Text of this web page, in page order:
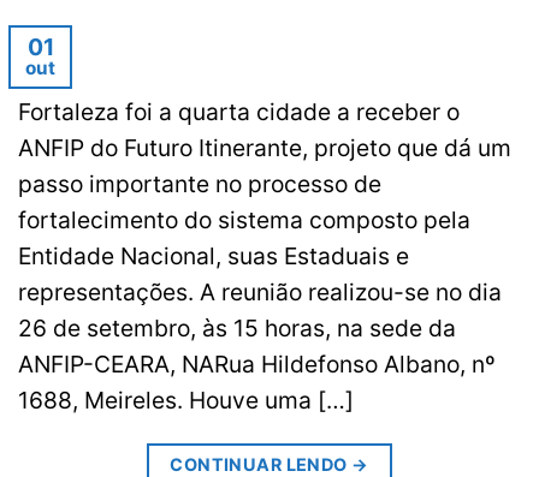
01
out
Fortaleza foi a quarta cidade a receber o
ANFIP do Futuro Itinerante, projeto que dá um
passo importante no processo de
fortalecimento do sistema composto pela
Entidade Nacional, suas Estaduais e
representações. A reunião realizou-se no dia
26 de setembro, às 15 horas, na sede da
ANFIP-CEARA, NARua Hildefonso Albano, nº
1688, Meireles. Houve uma […]
CONTINUAR LENDO →